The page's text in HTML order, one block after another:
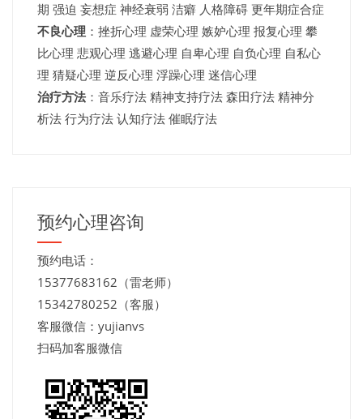
期 强迫 妄想症 神经衰弱 洁癖 人格障碍 更年期症合症
不良心理 ：挫折心理 虚荣心理 嫉妒心理 报复心理 攀
比心理 悲观心理 逃避心理 自卑心理 自负心理 自私心
理 猜疑心理 逆反心理 浮躁心理 迷信心理
治疗方法：音乐疗法 精神支持疗法 森田疗法 精神分
析法 行为疗法 认知疗法 催眠疗法
预约心理咨询
预约电话：
15377683162（雷老师）
15342780252（客服）
客服微信：yujianvs
扫码加客服微信